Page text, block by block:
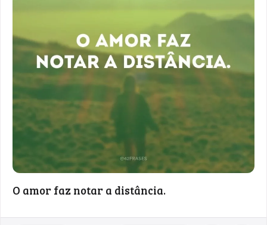
O amor faz notar a distância.